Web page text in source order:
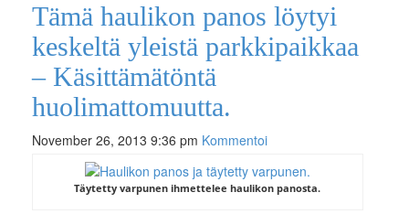
Tämä haulikon panos löytyi
keskeltä yleistä parkkipaikkaa
– Käsittämätöntä
huolimattomuutta.
November 26, 2013 9:36 pm Kommentoi
Täytetty varpunen ihmettelee haulikon panosta.